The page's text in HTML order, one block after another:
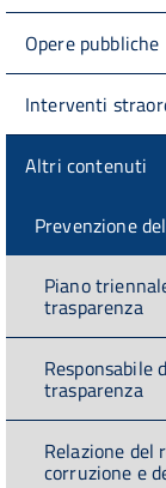
Opere pubbliche
Interventi
Altri contenuti
Prevenzione
Piano
trasparenza
Responsabile
trasparenza
Relazione del
corruzione e